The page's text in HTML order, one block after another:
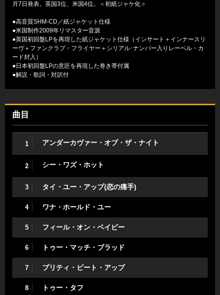
月7日発表。英国3位、米国4位。＜初紙ジャケ化＞
●高音質SHM-CD／紙ジャケット仕様
●米国制作2009年リマスター音源
●英国初回盤LPを再現した紙ジャケット仕様（インサート＋インナースリ
ーヴ＋ファンクラブ・フライヤー＋シリアル･ナンバー入りレーベル・カ
ード封入）
●日本初回盤LPの意匠を再現した巻き帯付属
●解説・歌詞・対訳付
曲目
1 アンダーカヴァー・オブ・ザ・ナイト
2 シー・ワズ・ホット
3 タイ・ユー・アップ(恋の痛手)
4 ワナ・ホールド・ユー
5 フィール・オン・ベイビー
6 トゥー・マッチ・ブラッド
7 プリティ・ビート・アップ
8 トゥー・タフ